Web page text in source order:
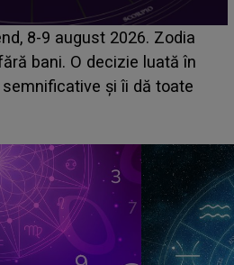
DETALIU ASCUNS până
concurentul din Casa Iubirii
despre mama
eu nu te iubesc pentru